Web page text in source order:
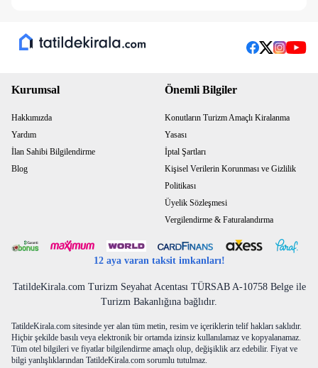
Kurumsal
Hakkımızda
Yardım
İlan Sahibi Bilgilendirme
Blog
Önemli Bilgiler
Konutların Turizm Amaçlı Kiralanma
Yasası
İptal Şartları
Kişisel Verilerin Korunması ve Gizlilik
Politikası
Üyelik Sözleşmesi
Vergilendirme & Faturalandırma
12 aya varan taksit imkanları!
TatildeKirala.com Turizm Seyahat Acentası TÜRSAB A-10758 Belge ile
Turizm Bakanlığına bağlıdır.
TatildeKirala.com sitesinde yer alan tüm metin, resim ve içeriklerin telif hakları saklıdır.
Hiçbir şekilde basılı veya elektronik bir ortamda izinsiz kullanılamaz ve kopyalanamaz.
Tüm otel bilgileri ve fiyatlar bilgilendirme amaçlı olup, değişiklik arz edebilir. Fiyat ve
bilgi yanlışlıklarından TatildeKirala.com sorumlu tutulmaz.